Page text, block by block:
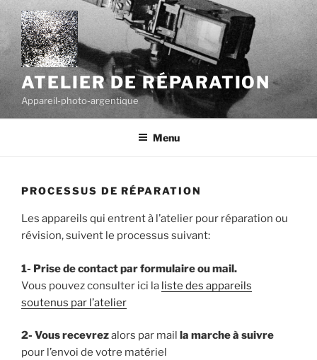
Skip
content
ATELIER DE RÉPARATION
Appareil-photo-argentique
Menu
PROCESSUS DE RÉPARATION
Les appareils qui entrent à l’atelier pour réparation ou
révision, suivent le processus suivant:
1- Prise de contact par formulaire ou mail.
Vous pouvez consulter ici la liste des appareils
soutenus par l’atelier
2- Vous recevrezalors par mail la marche à suivre
pour l’envoi de votre matériel